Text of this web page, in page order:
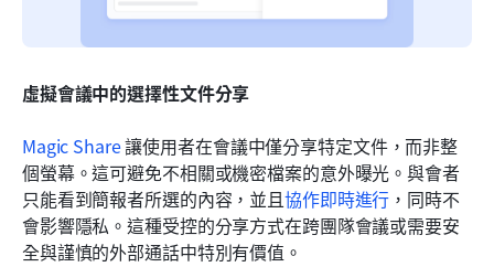
虛擬會議中的選擇性文件分享
Magic Share 讓使用者在會議中僅分享特定文件，而非整
個螢幕。這可避免不相關或機密檔案的意外曝光。與會者
只能看到簡報者所選的內容，並且協作即時進行 ，同時不
會影響隱私。這種受控的分享方式在跨團隊會議或需要安
全與謹慎的外部通話中特別有價值。